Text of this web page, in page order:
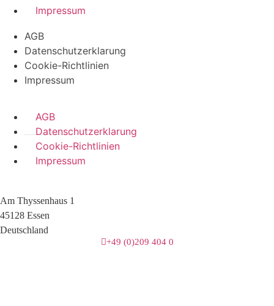
Impressum
AGB
Datenschutzerklarung
Cookie-Richtlinien
Impressum
AGB
Datenschutzerklarung
Cookie-Richtlinien
Impressum
Am Thyssenhaus 1
45128 Essen
Deutschland
+49 (0)209 404 0